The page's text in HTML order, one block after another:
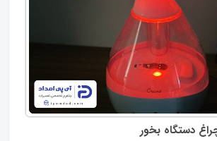
دستگاه بخور